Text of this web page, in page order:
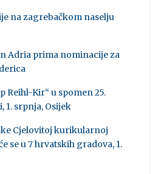
na zagrebačkom naselju
Adria prima nominacije za
Reihl-Kir“ u spomen 25.
1. srpnja, Osijek
Cjelovitoj kurikularnoj
se u 7 hrvatskih gradova, 1.